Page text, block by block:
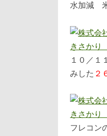
水加減
１０／
みした ２
フレコン